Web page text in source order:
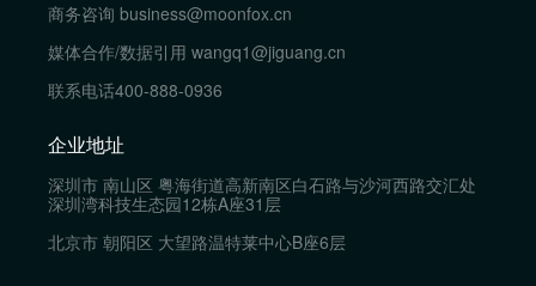
商务咨询 business@moonfox.cn
媒体合作/数据引用 wangq1@jiguang.cn
联系电话400-888-0936
企业地址
深圳市 南山区 粤海街道高新南区白石路与沙河西路交汇处
深圳湾科技生态园12栋A座31层
北京市 朝阳区 大望路温特莱中心B座6层